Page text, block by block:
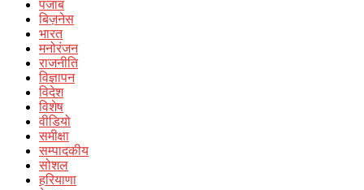
पंजाब
बिज़नेस
भारत
मनोरंजन
राजनीति
विज्ञापन
विदेश
विशेष
वीडियो
समीक्षा
सम्पादकीय
सोशल
हरियाणा